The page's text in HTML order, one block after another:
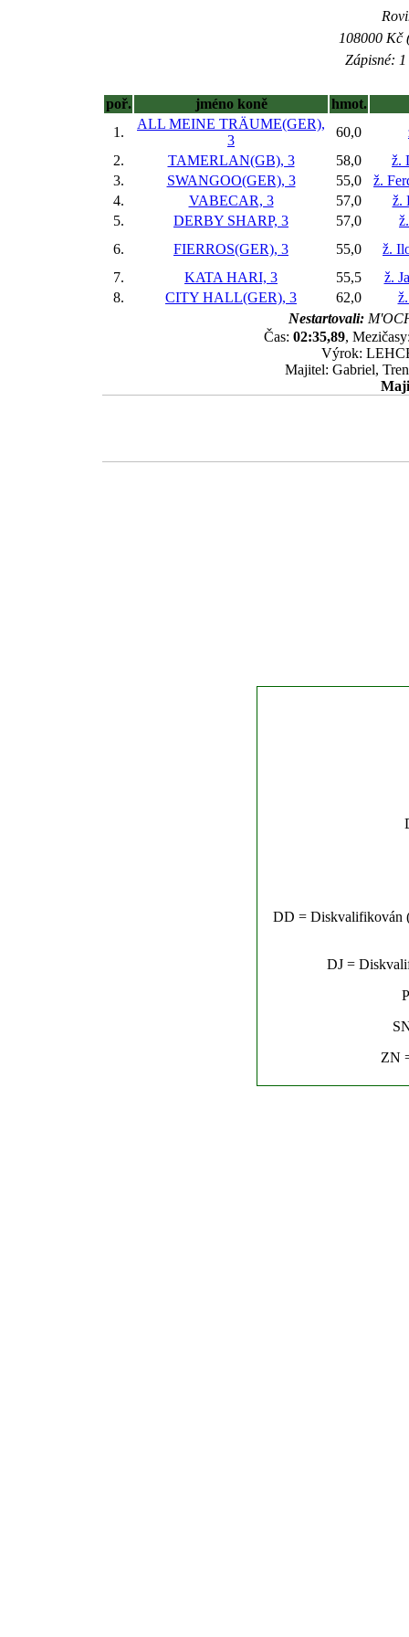
108000 Kč
Zápisné:
poř. jméno koně
hmot.
1.
ALL MEINE TRÄUME(GER),
3
60,0
2.
TAMERLAN(GB), 3 58,0
ž.
3.
SWANGOO(GER), 3 55,0
ž.
4.
VABECAR, 3 57,0
ž.
5.
DERBY SHARP, 3 57,0
6.
FIERROS(GER), 3 55,0
ž.
7.
KATA HARI, 3 55,5
ž.
8.
CITY HALL(GER), 3 62,0
Nestartovali:
Čas: 02:35,89,
Výrok:
Majitel: Gabriel,
DD = Diskvalifikován
DJ =
ZN